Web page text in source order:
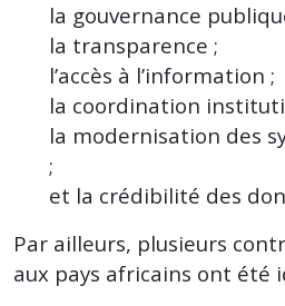
la gouvernance
la transparence ;
l’accès à l’information ;
la coordination
la modernisation des
;
et la crédibilité des
Par ailleurs, plusieurs
aux pays africains ont été